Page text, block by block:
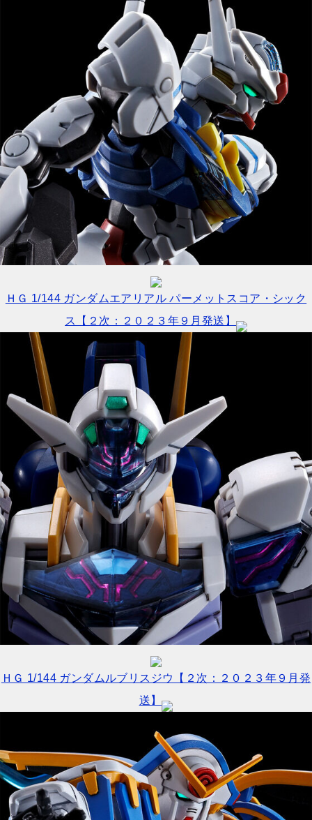
ＨＧ 1/144 ガンダムエアリアル パーメットスコア・シック
ス【２次：２０２３年９月発送】
ＨＧ 1/144 ガンダムルブリスジウ【２次：２０２３年９月発
送】